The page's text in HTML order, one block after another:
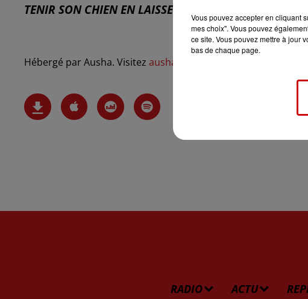
TENIR SON CHIEN EN LAISSE EN FORET 16/04
Hébergé par Ausha. Visitez ausha.co/politique-de-
RADIO ACTU
Vous pouvez accepter en cliquant
mes choix". Vous pouvez
ce site. Vous pouvez mettre à jour
bas de chaque page.